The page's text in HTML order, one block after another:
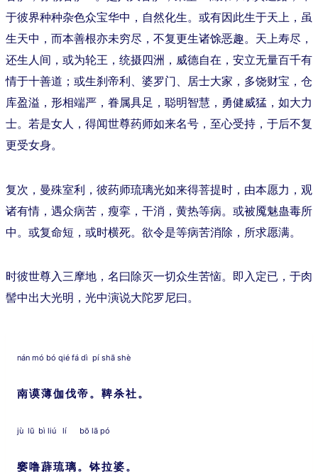
于彼界种种杂色众宝华中，自然化生。或有因此生于天上，虽
生天中，而本善根亦未穷尽，不复更生诸馀恶趣。天上寿尽，
还生人间，或为轮王，统摄四洲，威德自在，安立无量百千有
情于十善道；或生刹帝利、婆罗门、居士大家，多饶财宝，仓
库盈溢，形相端严，眷属具足，聪明智慧，勇健威猛，如大力
士。若是女人，得闻世尊药师如来名号，至心受持，于后不复
更受女身。
复次，曼殊室利，彼药师琉璃光如来得菩提时，由本愿力，观
诸有情，遇众病苦，瘦挛，干消，黄热等病。或被魇魅蛊毒所
中。或复命短，或时横死。欲令是等病苦消除，所求愿满。
时彼世尊入三摩地，名曰除灭一切众生苦恼。即入定已，于肉
髻中出大光明，光中演说大陀罗尼曰。
nán mó bó qié fá dì pí shā shè
南谟薄伽伐帝。鞞杀社。
jù lū bì liú lí bō lā pó
窭噜薜琉璃。钵拉婆。